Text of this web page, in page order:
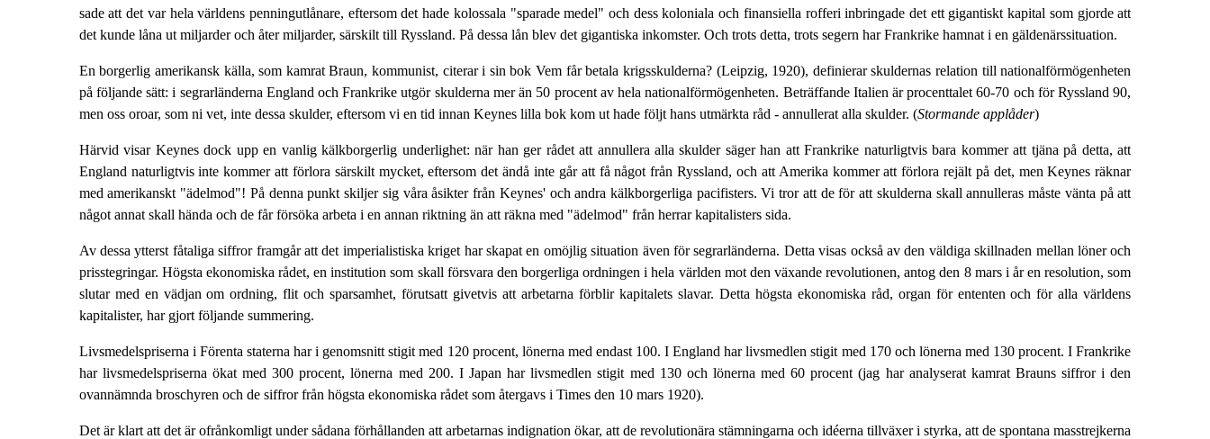
sade att det var hela världens penningutlånare, eftersom det hade kolossala "sparade medel" och dess koloniala och finansiella rofferi inbringade det ett gigantiskt kapital som gjorde att
det kunde låna ut miljarder och åter miljarder, särskilt till Ryssland. På dessa lån blev det gigantiska inkomster. Och trots detta, trots segern har Frankrike hamnat i en gäldenärssituation.
En borgerlig amerikansk källa, som kamrat Braun, kommunist, citerar i sin bok Vem får betala krigsskulderna? (Leipzig, 1920), definierar skuldernas relation till nationalförmögenheten
på följande sätt: i segrarländerna England och Frankrike utgör skulderna mer än 50 procent av hela nationalförmögenheten. Beträffande Italien är procenttalet 60-70 och för Ryssland 90,
men oss oroar, som ni vet, inte dessa skulder, eftersom vi en tid innan Keynes lilla bok kom ut hade följt hans utmärkta råd - annullerat alla skulder. (Stormande applåder)
Härvid visar Keynes dock upp en vanlig kälkborgerlig underlighet: när han ger rådet att annullera alla skulder säger han att Frankrike naturligtvis bara kommer att tjäna på detta, att
England naturligtvis inte kommer att förlora särskilt mycket, eftersom det ändå inte går att få något från Ryssland, och att Amerika kommer att förlora rejält på det, men Keynes räknar
med amerikanskt "ädelmod"! På denna punkt skiljer sig våra åsikter från Keynes' och andra kälkborgerliga pacifisters. Vi tror att de för att skulderna skall annulleras måste vänta på att
något annat skall hända och de får försöka arbeta i en annan riktning än att räkna med "ädelmod" från herrar kapitalisters sida.
Av dessa ytterst fåtaliga siffror framgår att det imperialistiska kriget har skapat en omöjlig situation även för segrarländerna. Detta visas också av den väldiga skillnaden mellan löner och
prisstegringar. Högsta ekonomiska rådet, en institution som skall försvara den borgerliga ordningen i hela världen mot den växande revolutionen, antog den 8 mars i år en resolution, som
slutar med en vädjan om ordning, flit och sparsamhet, förutsatt givetvis att arbetarna förblir kapitalets slavar. Detta högsta ekonomiska råd, organ för ententen och för alla världens
kapitalister, har gjort följande summering.
Livsmedelspriserna i Förenta staterna har i genomsnitt stigit med 120 procent, lönerna med endast 100. I England har livsmedlen stigit med 170 och lönerna med 130 procent. I Frankrike
har livsmedelspriserna ökat med 300 procent, lönerna med 200. I Japan har livsmedlen stigit med 130 och lönerna med 60 procent (jag har analyserat kamrat Brauns siffror i den
ovannämnda broschyren och de siffror från högsta ekonomiska rådet som återgavs i Times den 10 mars 1920).
Det är klart att det är ofrånkomligt under sådana förhållanden att arbetarnas indignation ökar, att de revolutionära stämningarna och idéerna tillväxer i styrka, att de spontana masstrejkerna